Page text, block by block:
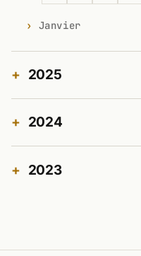
Janvier
2025
2024
2023